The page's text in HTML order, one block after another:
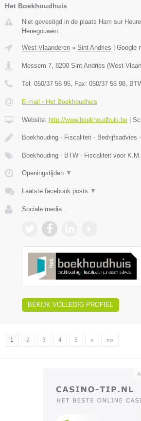
Het Boekhoudhuis
Niet gevestigd in de plaats Ham sur
Henegouwen.
West-Vlaanderen » Sint Andries Google
Messem 7 8200 Sint Andries (West-
Tel: 050/37 56 95 , Fax: 050/37 56 98 ,
E-mail › Het Boekhoudhuis
Website: http://www.boekhoudhuis.be
Boekhouding - Fiscaliteit - Bedrijfsadvies
Boekhouding - BTW - Fiscaliteit voor
Openingstijden ▼
Laatste facebook posts ▼
Sociale media:
BEKIJK VOLLEDIG PROFIEL
1 2 3 4 5 » »»